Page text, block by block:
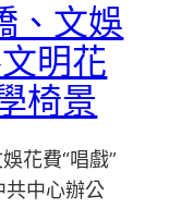
、文娛
明花
椅景
花費“唱戲”
中心辦公